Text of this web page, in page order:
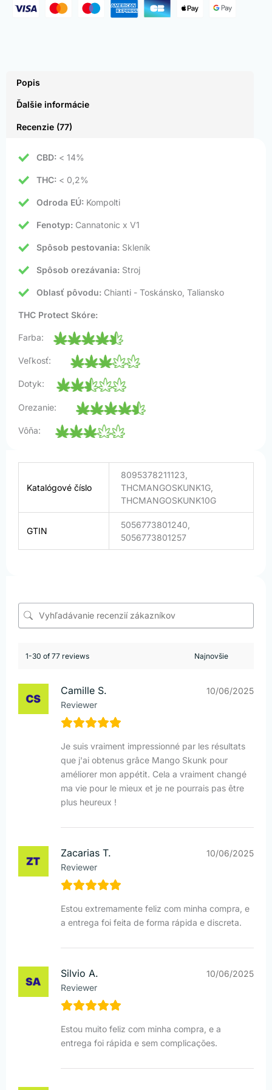
Popis
Ďalšie informácie
Recenzie (77)
CBD: < 14%
THC: < 0,2%
Odroda EÚ: Kompolti
Fenotyp: Cannatonic x V1
Spôsob pestovania: Skleník
Spôsob orezávania: Stroj
Oblasť pôvodu: Chianti - Toskánsko, Taliansko
THC Protect Skóre:
Farba:
Veľkosť:
Dotyk:
Orezanie:
Vôňa:
Katalógové číslo
8095378211123,
THCMANGOSKUNK1G,
THCMANGOSKUNK10G
GTIN
5056773801240,
5056773801257
1-30 of 77 reviews
Camille S.
Reviewer
10/06/2025
Je suis vraiment impressionné par les résultats
que j'ai obtenus grâce Mango Skunk pour
améliorer mon appétit. Cela a vraiment changé
ma vie pour le mieux et je ne pourrais pas être
plus heureux !
Zacarias T.
Reviewer
10/06/2025
Estou extremamente feliz com minha compra, e
a entrega foi feita de forma rápida e discreta.
Silvio A.
Reviewer
10/06/2025
Estou muito feliz com minha compra, e a
entrega foi rápida e sem complicações.